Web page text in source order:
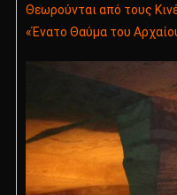
Θεωρούνται από τους
«Ένατο Θαύμα του